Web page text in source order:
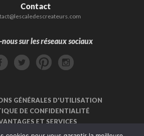
Contact
sur les réseaux sociaux
GÉNÉRALES D'UTILISATION
DE CONFIDENTIALITÉ
ET SERVICES
CRÉATEUR